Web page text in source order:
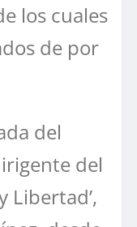
los cuales
de por
del
del
Libertad’,